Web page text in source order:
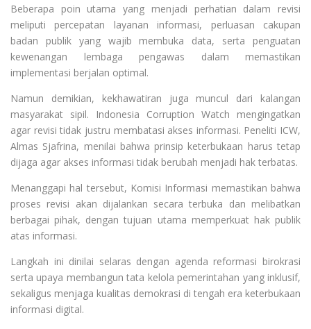
Beberapa poin utama yang menjadi perhatian dalam revisi
meliputi percepatan layanan informasi, perluasan cakupan
badan publik yang wajib membuka data, serta penguatan
kewenangan lembaga pengawas dalam memastikan
implementasi berjalan optimal.
Namun demikian, kekhawatiran juga muncul dari kalangan
masyarakat sipil. Indonesia Corruption Watch mengingatkan
agar revisi tidak justru membatasi akses informasi. Peneliti ICW,
Almas Sjafrina, menilai bahwa prinsip keterbukaan harus tetap
dijaga agar akses informasi tidak berubah menjadi hak terbatas.
Menanggapi hal tersebut, Komisi Informasi memastikan bahwa
proses revisi akan dijalankan secara terbuka dan melibatkan
berbagai pihak, dengan tujuan utama memperkuat hak publik
atas informasi.
Langkah ini dinilai selaras dengan agenda reformasi birokrasi
serta upaya membangun tata kelola pemerintahan yang inklusif,
sekaligus menjaga kualitas demokrasi di tengah era keterbukaan
informasi digital.